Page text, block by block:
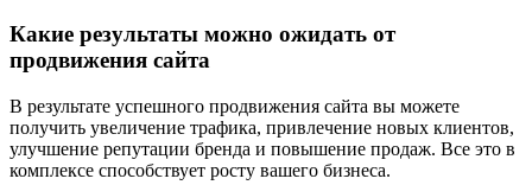
Какие результаты можно ожидать от
продвижения сайта
В результате успешного продвижения сайта вы можете
получить увеличение трафика, привлечение новых клиентов,
улучшение репутации бренда и повышение продаж. Все это в
комплексе способствует росту вашего бизнеса.